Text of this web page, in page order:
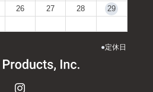
26 27 28
29
●定休日